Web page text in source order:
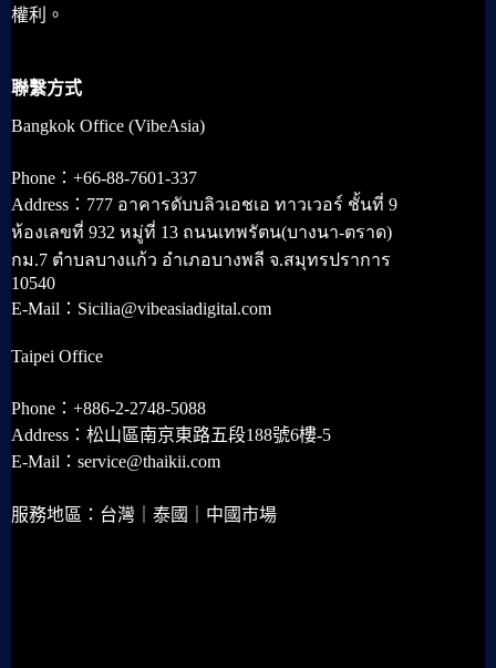
權利。
聯繫方式
Bangkok Office (VibeAsia)
Phone：+66-88-7601-337
Address：777 อาคารดับบลิวเอชเอ ทาวเวอร์ ชั้นที่ 9
ห้องเลขที่ 932 หมู่ที่ 13 ถนนเทพรัตน(บางนา-ตราด)
กม.7 ตำบลบางแก้ว อำเภอบางพลี จ.สมุทรปราการ
10540
E-Mail：Sicilia@vibeasiadigital.com
Taipei Office
Phone：+886-2-2748-5088
Address：松山區南京東路五段188號6樓-5
E-Mail：service@thaikii.com
服務地區：台灣｜泰國｜中國市場